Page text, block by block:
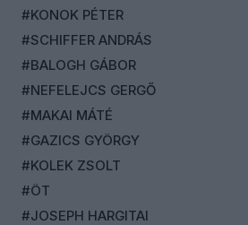
#KONOK PÉTER
#SCHIFFER ANDRÁS
#BALOGH GÁBOR
#NEFELEJCS GERGŐ
#MAKAI MÁTÉ
#GAZICS GYÖRGY
#KOLEK ZSOLT
#ÖT
#JOSEPH HARGITAI